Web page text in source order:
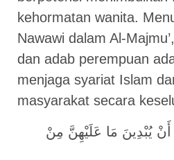
kehormatan wanita.
Nawawi dalam Al-
dan adab perempuan
menjaga syariat Islam
masyarakat secara
يُبْدِينَ مَا عَلَيْهِنَّ مِنْ